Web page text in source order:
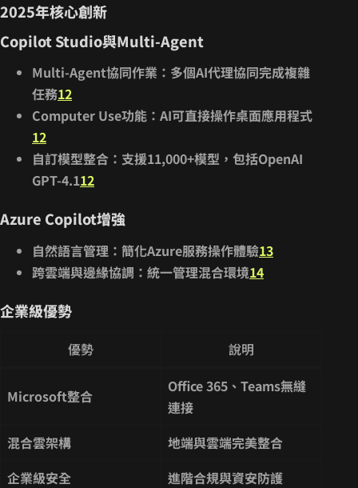
2025年核心創新
Copilot Studio與Multi-Agent
Multi-Agent協同作業 ：多個AI代理協同完成複雜
任務12
Computer Use功能 ：AI可直接操作桌面應用程式
12
自訂模型整合 ：支援11,000+模型，包括OpenAI
GPT-4.112
Azure Copilot增強
自然語言管理 ：簡化Azure服務操作體驗13
跨雲端與邊緣協調 ：統一管理混合環境14
企業級優勢
優勢 說明
Microsoft整合
Office 365、Teams無縫
連接
混合雲架構
地端與雲端完美整合
企業級安全
進階合規與資安防護